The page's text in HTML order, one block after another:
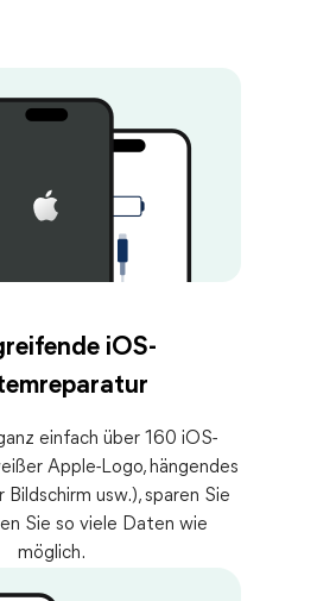
iOS-
einfach über 160 iOS-
Apple-Logo, hängendes
Bildschirm usw.), sparen Sie
Sie so viele Daten wie
möglich.